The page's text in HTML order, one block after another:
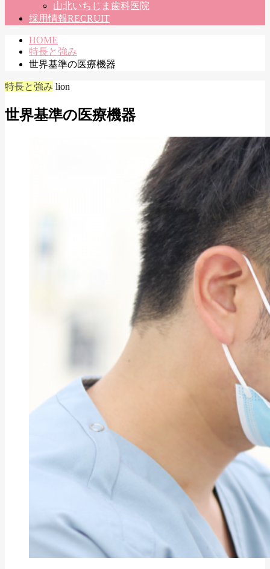
山北いちじま歯科医院
採用情報RECRUIT
HOME
特長と強み
世界基準の医療機器
特長と強み lion
世界基準の医療機器